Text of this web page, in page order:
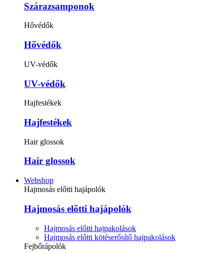
Szárazsamponok
Hővédők
Hővédők
UV-védők
UV-védők
Hajfestékek
Hajfestékek
Hair glossok
Hair glossok
Webshop
Hajmosás előtti hajápolók
Hajmosás előtti hajápolók
Hajmosás előtti hajpakolások
Hajmosás előtti kötéserősítő hajpakolások
Fejbőrápolók